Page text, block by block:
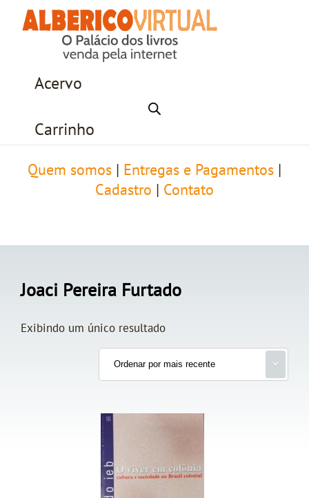
Acervo
Carrinho
Quem somos Entregas e Pagamentos
Cadastro
Contato
Joaci Pereira Furtado
Exibindo um único resultado